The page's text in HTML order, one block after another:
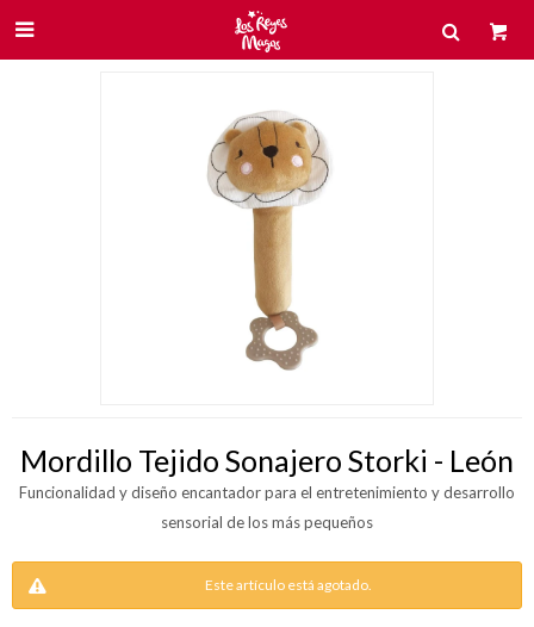

Mordillo Tejido Sonajero Storki - León
Funcionalidad y diseño encantador para el entretenimiento y desarrollo
sensorial de los más pequeños
Este artículo está agotado.